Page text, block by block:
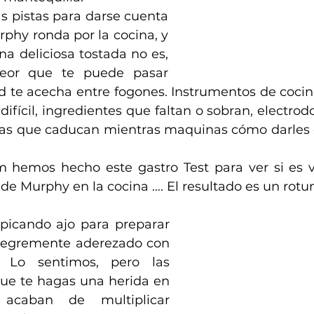
pistas para darse cuenta
ronda por la cocina, y
deliciosa tostada no es,
que te puede pasar
te acecha entre fogones. Instrumentos de
ingredientes que faltan o sobran,
que caducan mientras maquinas cómo
hemos hecho este gastro Test para ver si es
Murphy en la cocina …. El resultado es un
ajo para preparar
aderezado con
sentimos, pero las
te hagas una herida en
de multiplicar